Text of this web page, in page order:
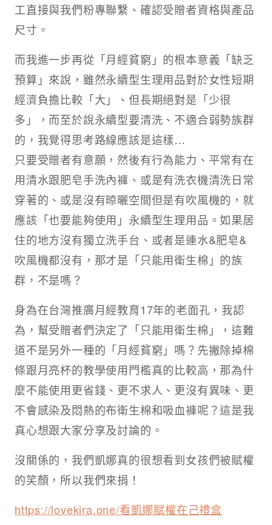
工直接與我們粉專聯繫、確認受贈者資格與產品
尺寸。​
而我進一步再從「月經貧窮」的根本意義「缺乏
預算」來說，雖然永續型生理用品對於女性短期
經濟負擔比較「大」、但長期絕對是「少很
多」，而至於說永續型要清洗、不適合弱勢族群
的，我覺得思考路線應該是這樣…
只要受贈者有意願，然後有行為能力、平常有在
用清水跟肥皂手洗內褲、或是有洗衣機清洗日常
穿著的、或是沒有晾曬空間但是有吹風機的，就
應該「也要能夠使用」永續型生理用品。如果居
住的地方沒有獨立洗手台、或者是連水&肥皂&
吹風機都沒有，那才是「只能用衛生棉」的族
群，不是嗎？​
身為在台灣推廣月經教育17年的老面孔，我認
為，幫受贈者們決定了「只能用衛生棉」，這難
道不是另外一種的「月經貧窮」嗎？先撇除掉棉
條跟月亮杯的教學使用門檻真的比較高，那為什
麼不能使用更省錢、更不求人、更沒有異味、更
不會感染及悶熱的布衛生棉和吸血褲呢？這是我
真心想跟大家分享及討論的。​ ​
沒關係的，我們凱娜真的很想看到女孩們被賦權
的笑顏，所以我們來捐！​ ​
https://lovekira.one/看凱娜賦權在己禮盒